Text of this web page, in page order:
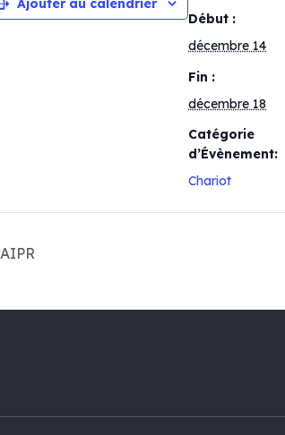
Ajouter au calendrier
Début :
décembre 14
Fin :
décembre 18
Catégorie
d’Évènement:
Chariot
AIPR